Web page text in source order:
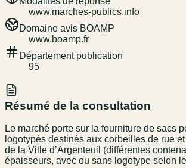
www.marches-publics.info
Domaine avis BOAMP
www.boamp.fr
Département publication
95
Résumé de la consultation
Le marché porte sur la fourniture de sacs
logotypés destinés aux corbeilles de rue
de la Ville d’Argenteuil (différentes
épaisseurs, avec ou sans logotype selon